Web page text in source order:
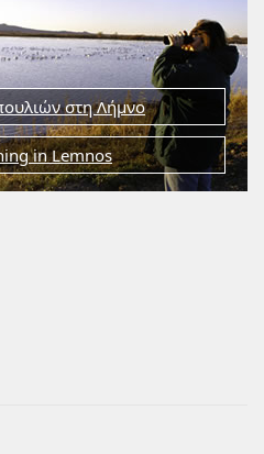
στη Λήμνο
in Lemnos